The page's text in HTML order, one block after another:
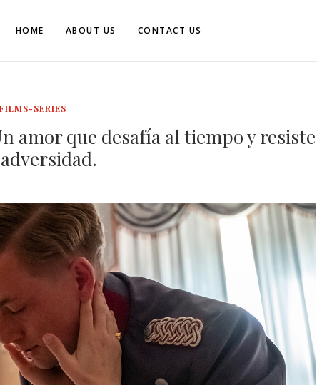
HOME ABOUT US CONTACT US
SERIES
amor que desafía al tiempo y resiste